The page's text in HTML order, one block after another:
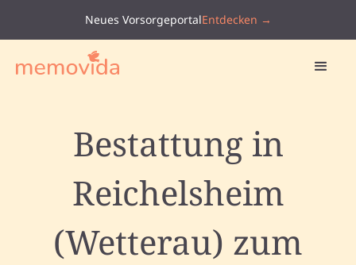
Neues VorsorgeportalEntdecken →
Bestattung in
Reichelsheim
(Wetterau) zum